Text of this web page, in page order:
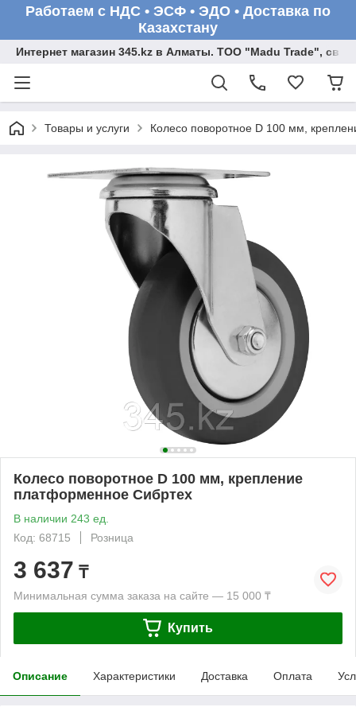
Работаем с НДС • ЭСФ • ЭДО • Доставка по
Казахстану
Интернет магазин 345.kz в Алматы. ТОО "Madu Trade",
Товары и услуги Колесо поворотное D 100 мм,
Колесо поворотное D 100 мм, крепление
платформенное Сибртех
В наличии 243 ед.
Код: 68715
Розница
3 637 ₸
Минимальная сумма заказа на сайте — 15 000 ₸
Купить
Описание Характеристики Доставка Оплата